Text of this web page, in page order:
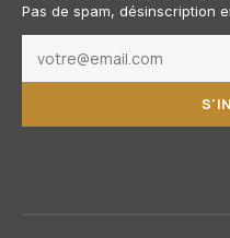
Pas de spam, désinscription